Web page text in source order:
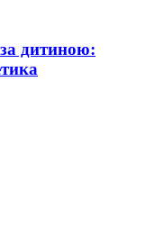
дитиною: